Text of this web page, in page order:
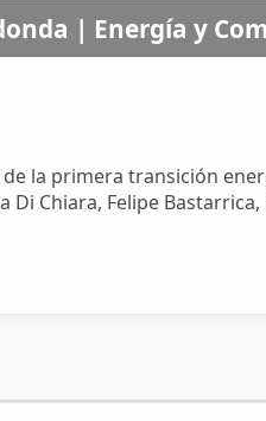
| Energía y
la primera transición
Di Chiara, Felipe